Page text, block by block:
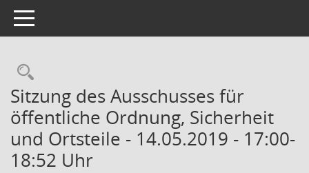
Toggle navigation
Rechercheauswahl
Sitzung des Ausschusses für
öffentliche Ordnung, Sicherheit
und Ortsteile - 14.05.2019 - 17:00-
18:52 Uhr